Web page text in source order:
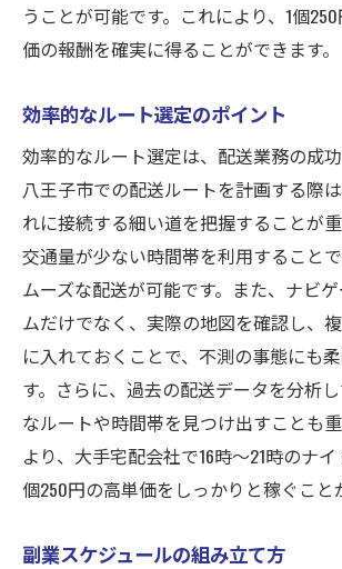
うことが可能です。これにより、1個
価の報酬を確実に得ることができます。
効率的なルート選定のポイント
効率的なルート選定は、配送業務の成功
八王子市での配送ルートを計画する際
れに接続する細い道を把握することが重
交通量が少ない時間帯を利用すること
ムーズな配送が可能です。また、ナビ
ムだけでなく、実際の地図を確認し、
に入れておくことで、不測の事態にも
す。さらに、過去の配送データを分析
なルートや時間帯を見つけ出すことも
より、大手宅配会社で16時〜21時のナ
個250円の高単価をしっかりと稼ぐこと
副業スケジュールの組み立て方